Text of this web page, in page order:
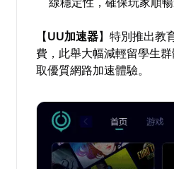
【UU加速器】特別推出教
費，此舉大幅減輕留學生
取優質網路加速體驗。